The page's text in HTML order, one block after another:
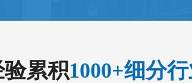
验累积1000+细分